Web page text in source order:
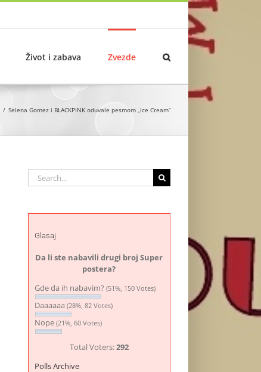
Život i zabava Zvezde
Selena Gomez i BLACKPINK oduvale pesmom „Ice Cream“
Search
for:
Glasaj
Da li ste nabavili drugi broj Super
postera?
Gde da ih nabavim? (51%, 150 Votes)
Daaaaaa (28%, 82 Votes)
Nope (21%, 60 Votes)
Total Voters:292
Polls Archive